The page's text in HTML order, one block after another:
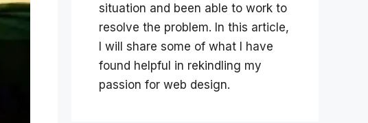
situation and been able to work to
resolve the problem. In this article,
I will share some of what I have
found helpful in rekindling my
passion for web design.